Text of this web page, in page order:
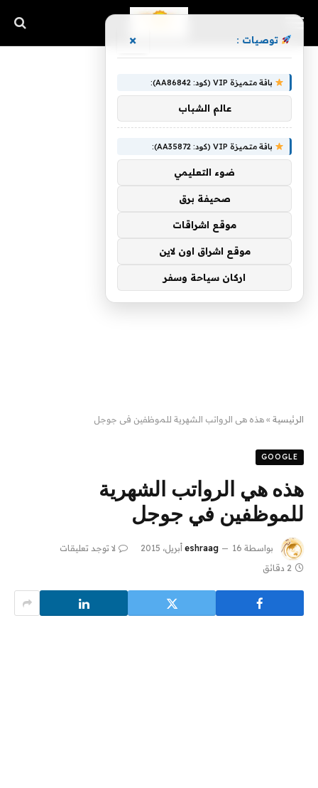
الرئيسية » هذه هي الرواتب الشهرية للموظفين في جوجل
GOOGLE
هذه هي الرواتب الشهرية
للموظفين في جوجل
بواسطة eshraag 16 أبريل، 2015
لا توجد تعليقات
2 دقائق
توصيات : ×
باقة متميزة VIP (كود: AA86842):
عالم الشباب
باقة متميزة VIP (كود: AA35872):
ضوء التعليمي
صحيفة برق
موقع اشراقات
موقع اشراق اون لاين
اركان سياحة وسفر